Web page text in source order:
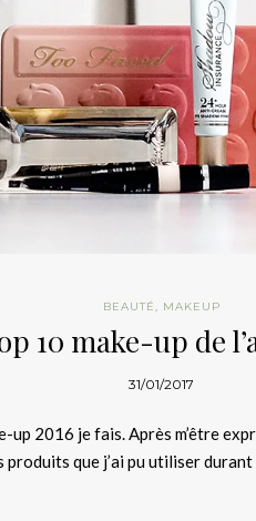
BEAUTÉ, MAKEUP
10 make-up de
31/01/2017
2016 je fais. Après m’être
que j’ai pu utiliser durant